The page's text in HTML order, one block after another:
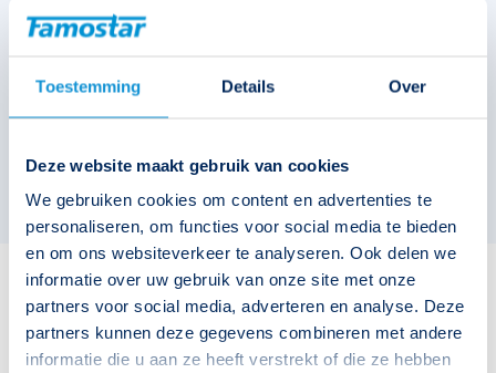
Toestemming Details Over
Deze website maakt gebruik van cookies
We gebruiken cookies om content en advertenties te
personaliseren, om functies voor social media te bieden
en om ons websiteverkeer te analyseren. Ook delen we
informatie over uw gebruik van onze site met onze
partners voor social media, adverteren en analyse. Deze
partners kunnen deze gegevens combineren met andere
informatie die u aan ze heeft verstrekt of die ze hebben
Bijbehorende downloads
Famostar_Conversielijst_Plug-in_-